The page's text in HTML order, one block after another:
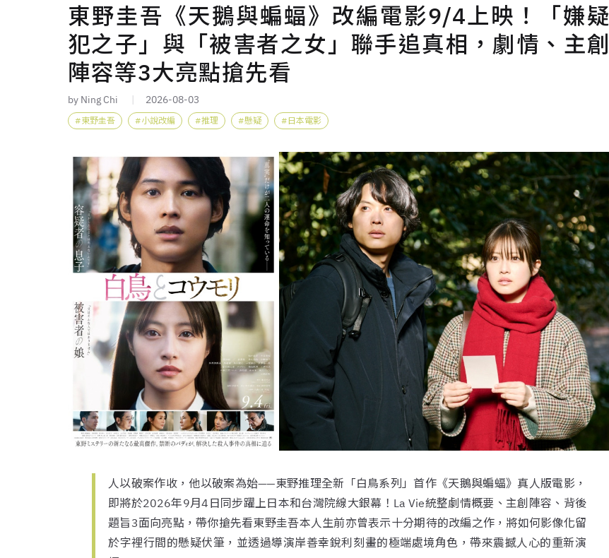
東野圭吾《天鵝與蝙蝠》改編電影9/4上映！「嫌疑
犯之子」與「被害者之女」聯手追真相，劇情、主創
陣容等3大亮點搶先看
by Ning Chi 2026-08-03
東野圭吾 小說改編 推理 懸疑 日本電影
人以破案作收，他以破案為始——東野推理全新「白鳥系列」首作《天鵝與蝙蝠》真人版電影，
即將於2026年9月4日同步躍上日本和台灣院線大銀幕！La Vie統整劇情概要、主創陣容、背後
題旨3面向亮點，帶你搶先看東野圭吾本人生前亦曾表示十分期待的改編之作，將如何影像化留
於字裡行間的懸疑伏筆，並透過導演岸善幸銳利刻畫的極端處境角色，帶來震撼人心的重新演